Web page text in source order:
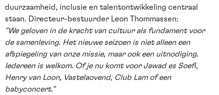
duurzaamheid, inclusie en talentontwikkeling centraal
staan. Directeur-bestuurder Leon Thommassen:
"We geloven in de kracht van cultuur als fundament voor
de samenleving. Het nieuwe seizoen is niet alleen een
afspiegeling van onze missie, maar ook een uitnodiging.
Iedereen is welkom. Of je nu komt voor Jawad es Soefi,
Henry van Loon, Vastelaovend, Club Lam of een
babyconcert."